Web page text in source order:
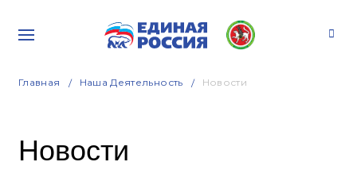
Главная Наша Деятельность Новости
Новости